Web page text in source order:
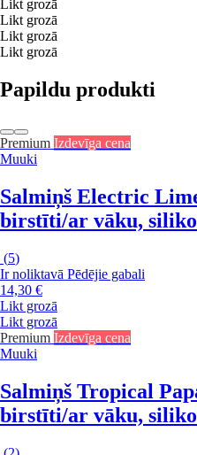
Likt grozā
Likt grozā
Likt grozā
Likt grozā
Papildu produkti
Premium Izdevīga cena
Muuki
Salmiņš Electric
birstīti/ar vāku,
(5)
Ir noliktavā Pēdējie gabali
14,30 €
Likt grozā
Likt grozā
Premium Izdevīga cena
Muuki
Salmiņš Tropical
birstīti/ar vāku,